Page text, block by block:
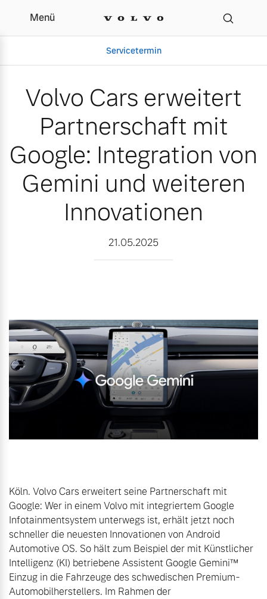
Volvo Cars erweitert
Menü
Servicetermin
Aktuelle Zubehörangebote
Volvo Gebrauchtwagenbörse
Aktuelle Zubehörangebote
Zubehörkatalog
Aktuelle Serviceangebote
Service by Volvo
Über uns
Unsere News & Events
Volvo Cars erweitert
Partnerschaft mit
Google: Integration von
Gemini und weiteren
Innovationen
21.05.2025
Köln. Volvo Cars erweitert seine Partnerschaft mit
Google: Wer in einem Volvo mit integriertem Google
Infotainmentsystem unterwegs ist, erhält jetzt noch
schneller die neuesten Innovationen von Android
Automotive OS. So hält zum Beispiel der mit Künstlicher
Intelligenz (KI) betriebene Assistent Google Gemini™
Einzug in die Fahrzeuge des schwedischen Premium-
Automobilherstellers. Im Rahmen der